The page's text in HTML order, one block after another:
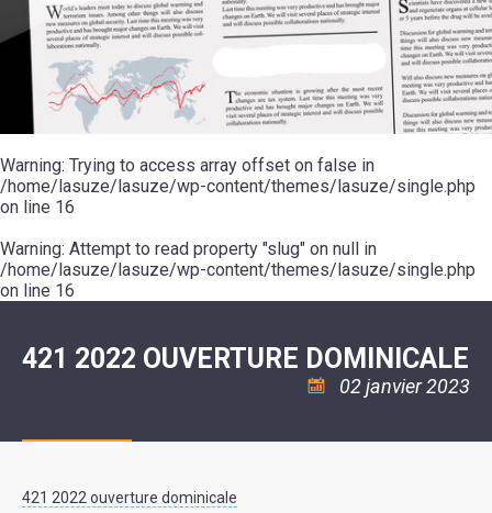
20ÈME
SIÈCLE
RÉUNIONS
DU
CONSEIL
MUNICIPAL
ARRÊTÉS
DÉCISIONS
MAIRE
MOT
DE
LA
MINORITÉ
LES
ÉCOLES
COLLÈGE
ESPACE
JEUNES
11
18
:
ASSOCIATION
COULÉE
DOUCE
ENVIRONNEMENT
L'EAU
L'ASSAINISSEMENT
RÉSIDENCE
AUTONOMIE
LE
CCAS
LA
POLICE
SÉCURITÉ
/
RISQUES
MAJEURS
MUSIQUE
L'ÉCOLE
COMMUNAUTAIRE
DANSE
PISCINE
ASSOCIATIONS
VOIE
VERTE
VISITES
DÉCOUVERTES
LES
RANDONNÉES
LE
POUR
CAMPING-
CARS
TENTES
CARAVANES
LA
HALTE
FLUVIALE
SUZE
Warning: Trying to access array offset on false in
/home/lasuze/lasuze/wp-content/themes/lasuze/single.php
on line 16
Warning: Attempt to read property "slug" on null in
/home/lasuze/lasuze/wp-content/themes/lasuze/single.php
on line 16
421 2022 OUVERTURE DOMINICALE
02 janvier 2023
421 2022 ouverture dominicale